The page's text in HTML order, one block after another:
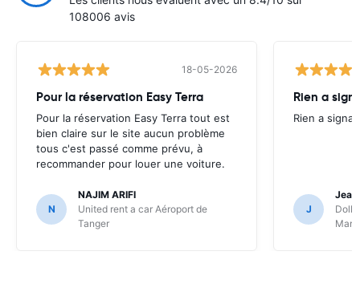
108006 avis
18-05-2026
Pour la réservation Easy Terra
Pour la réservation Easy Terra tout est
bien claire sur le site aucun problème
tous c'est passé comme prévu, à
recommander pour louer une voiture.
N
NAJIM ARIFI
United rent a car Aéroport de
Tanger
Rien a
Rien a
J